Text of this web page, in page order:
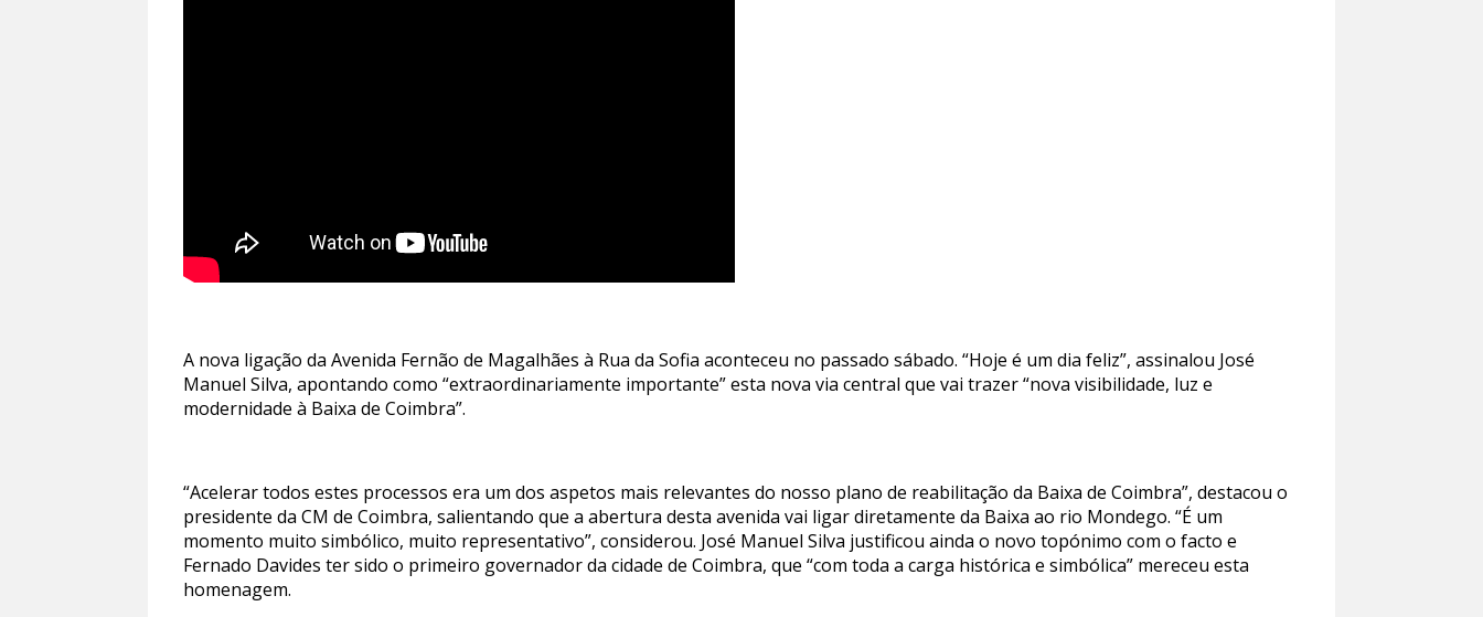
A nova ligação da Avenida Fernão de Magalhães à Rua da Sofia aconteceu no passado sábado. “Hoje é um dia feliz”, assinalou José
Manuel Silva, apontando como “extraordinariamente importante” esta nova via central que vai trazer “nova visibilidade, luz e
modernidade à Baixa de Coimbra”.
“Acelerar todos estes processos era um dos aspetos mais relevantes do nosso plano de reabilitação da Baixa de Coimbra”, destacou o
presidente da CM de Coimbra, salientando que a abertura desta avenida vai ligar diretamente da Baixa ao rio Mondego. “É um
momento muito simbólico, muito representativo”, considerou. José Manuel Silva justificou ainda o novo topónimo com o facto e
Fernado Davides ter sido o primeiro governador da cidade de Coimbra, que “com toda a carga histórica e simbólica” mereceu esta
homenagem.